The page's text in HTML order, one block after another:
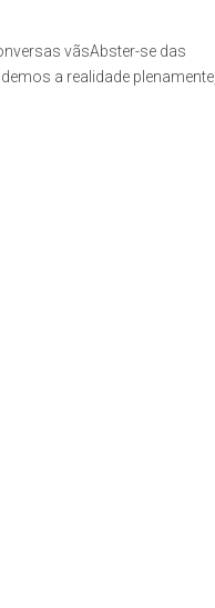
vãsAbster-se das
a realidade plenamente,